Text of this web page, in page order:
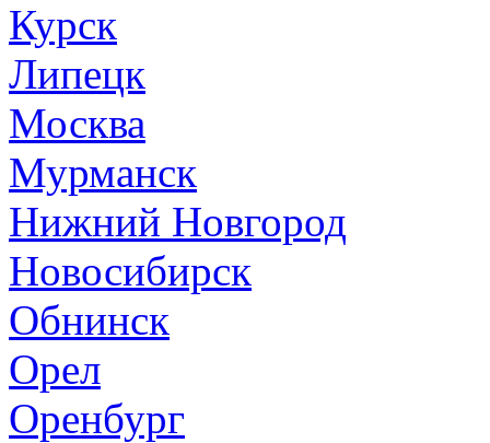
Курск
Липецк
Москва
Мурманск
Нижний Новгород
Новосибирск
Обнинск
Орел
Оренбург